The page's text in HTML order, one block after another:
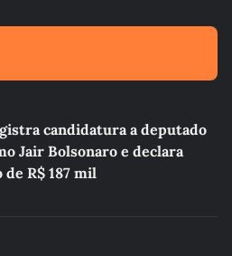
candidatura a deputado
Jair Bolsonaro e declara
R$ 187 mil